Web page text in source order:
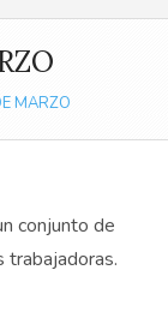
MARZO
conjunto de
trabajadoras.